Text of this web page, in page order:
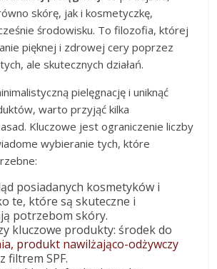
skórę, jak i kosmetyczkę,
środowisku. To filozofia, której
pięknej i zdrowej cery poprzez
ale skutecznych działań.
pielęgnację i uniknąć
warto przyjąć kilka
Kluczowe jest ograniczenie liczby
wybieranie tych, które
posiadanych kosmetyków i
te, które są skuteczne i
potrzebom skóry.
kluczowe produkty: środek do
produkt nawilżająco-odżywczy
z filtrem SPF.